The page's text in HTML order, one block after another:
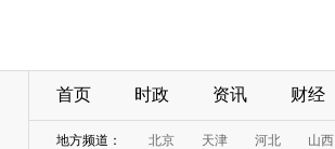
首页 时政 资讯 财经
地方频道： 北京 天津 河北
山西